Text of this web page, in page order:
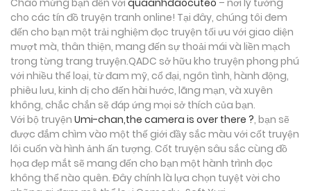
cho các tín đồ truyện tranh online! Tại đây, chúng tôi đem
đến cho bạn một trải nghiệm đọc truyện tối ưu với giao diện
mượt mà, thân thiện, mang đến sự thoải mái và liền mạch
trong từng trang truyện.QADC sở hữu kho truyện phong phú
với nhiều thể loại, từ đam mỹ, cổ đại, ngôn tình, hành động,
phiêu lưu, kinh dị cho đến hài hước, lãng mạn, và xuyên
không, chắc chắn sẽ đáp ứng mọi sở thích của bạn.
Với bộ truyện Umi-chan,the camera is over there ?, bạn sẽ
được đắm chìm vào một thế giới đầy sắc màu với cốt truyện
lôi cuốn và hình ảnh ấn tượng. Cốt truyện sâu sắc cùng đồ
họa đẹp mắt sẽ mang đến cho bạn một hành trình đọc
không thể nào quên. Đây chính là lựa chọn tuyệt vời cho